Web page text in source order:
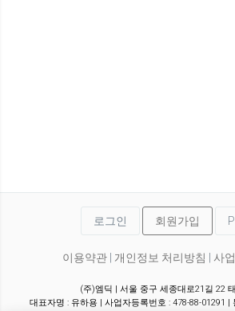
로그인 회원가입
이용약관| 개인정보 처리방침 사
(주)엠딕 | 서울 중구 세종대로21길 22
대표자명 : 유하용 | 사업자등록번호 : 478-88-01291 |